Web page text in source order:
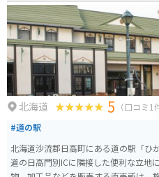
ングを楽しむライダーが多く訪れます
集の場としても活用できるので、ぜひ
北海道 5 （口コミ1
#道の駅
北海道沙流郡日高町にある道の駅「ひ
道の日高門別ICに隣接した便利な立地にあります。 地元